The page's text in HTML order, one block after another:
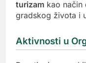
turizam kao način
gradskog života i
Aktivnosti u